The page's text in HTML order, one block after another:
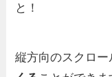
と！
縦方向のスクロ